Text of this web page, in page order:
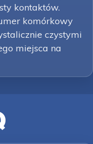
kontaktów.
komórkowy
czystymi
miejsca na